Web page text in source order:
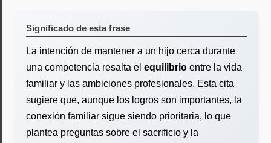
Significado de esta frase
La intención de mantener a un hijo cerca durante
una competencia resalta el equilibrio entre la vida
familiar y las ambiciones profesionales. Esta cita
sugiere que, aunque los logros son importantes, la
conexión familiar sigue siendo prioritaria, lo que
plantea preguntas sobre el sacrificio y la